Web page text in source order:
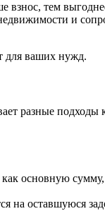
взнос, тем
и
для ваших нужд.
разные подходы
основную
на оставшуюся